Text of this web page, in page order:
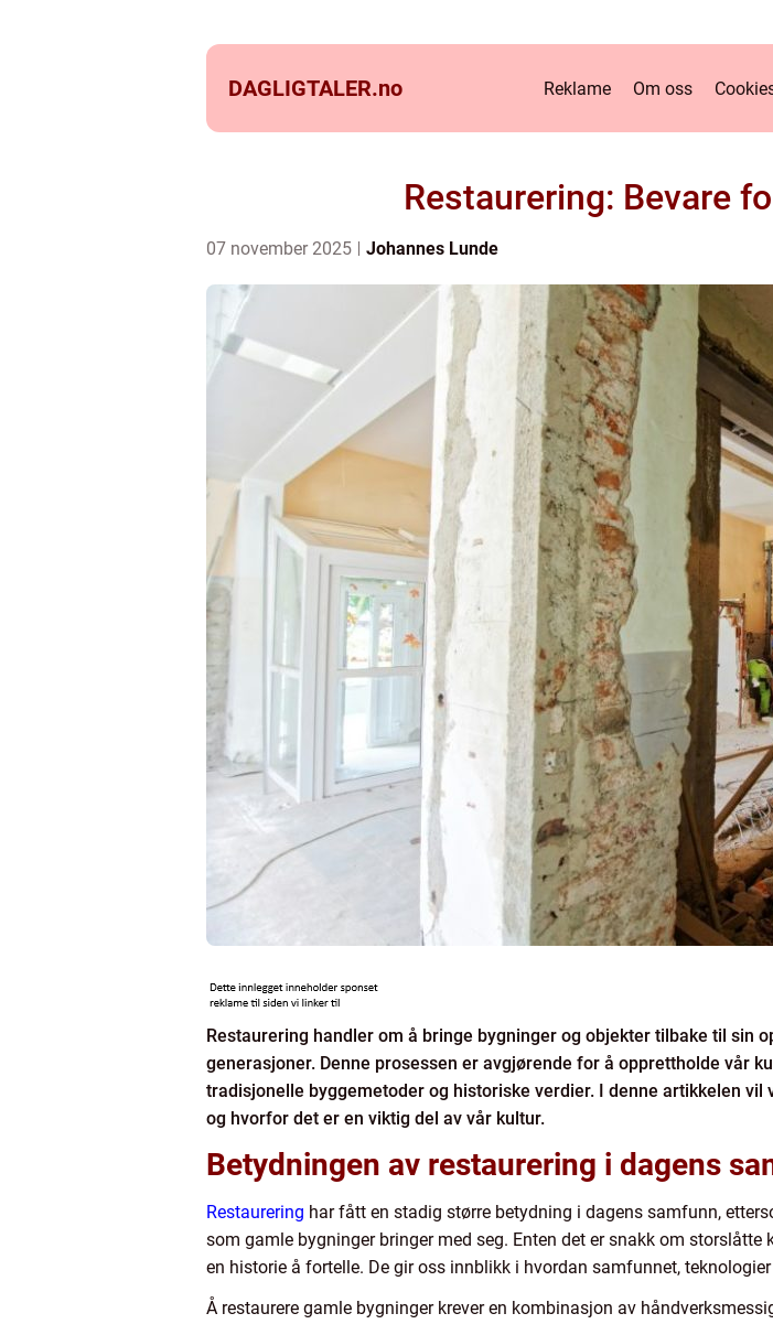
DAGLIGTALER.no Reklame Om oss
Restaurering: Bevare
07 november 2025 Johannes Lunde
Restaurering handler om å bringe bygninger og objekter tilbake til sin
generasjoner. Denne prosessen er avgjørende for å opprettholde vår
tradisjonelle byggemetoder og historiske verdier. I denne artikkelen
og hvorfor det er en viktig del av vår kultur.
Betydningen av restaurering i dagens
Restaurering har fått en stadig større betydning i dagens samfunn,
som gamle bygninger bringer med seg. Enten det er snakk om storslåtte
en historie å fortelle. De gir oss innblikk i hvordan samfunnet,
Å restaurere gamle bygninger krever en kombinasjon av